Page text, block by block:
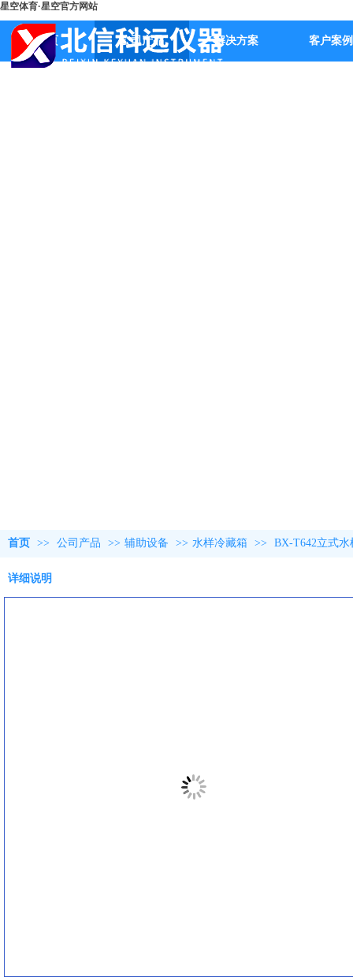
星空体育·星空官方网站
首页 公司产品 解决方案 客户案例
首页 >> 公司产品 >> 辅助设备 >> 水样冷藏箱 >> BX-T642立式水
详细说明